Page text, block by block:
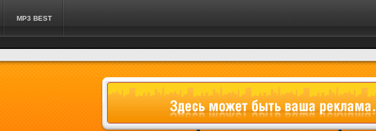
MP3 BEST